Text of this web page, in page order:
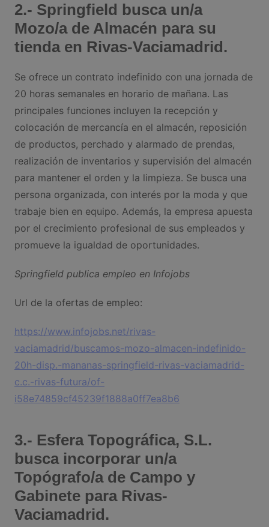
2.- Springfield busca un/a
Mozo/a de Almacén para su
tienda en Rivas-Vaciamadrid.
Se ofrece un contrato indefinido con una jornada de
20 horas semanales en horario de mañana. Las
principales funciones incluyen la recepción y
colocación de mercancía en el almacén, reposición
de productos, perchado y alarmado de prendas,
realización de inventarios y supervisión del almacén
para mantener el orden y la limpieza. Se busca una
persona organizada, con interés por la moda y que
trabaje bien en equipo. Además, la empresa apuesta
por el crecimiento profesional de sus empleados y
promueve la igualdad de oportunidades.
Springfield publica empleo en Infojobs
Url de la ofertas de empleo:
https://www.infojobs.net/rivas-
vaciamadrid/buscamos-mozo-almacen-indefinido-
20h-disp.-mananas-springfield-rivas-vaciamadrid-
c.c.-rivas-futura/of-
i58e74859cf45239f1888a0ff7ea8b6
3.- Esfera Topográfica, S.L.
busca incorporar un/a
Topógrafo/a de Campo y
Gabinete para Rivas-
Vaciamadrid.